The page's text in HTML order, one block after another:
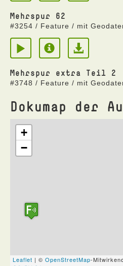
Mehrspur 62
#3254 / Feature / mit
Mehrspur extra Teil 2
#3748 / Feature / mit
Dokumap der